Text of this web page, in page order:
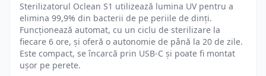
Sterilizatorul Oclean S1 utilizează lumina UV pentru a
elimina 99,9% din bacterii de pe periile de dinți.
Funcționează automat, cu un ciclu de sterilizare la
fiecare 6 ore, și oferă o autonomie de până la 20 de zile.
Este compact, se încarcă prin USB-C și poate fi montat
ușor pe perete.